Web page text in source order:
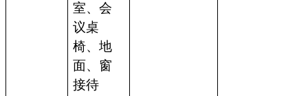
室、会
议桌
椅、地
面、窗
接待